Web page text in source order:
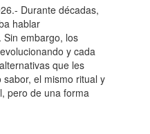
Durante décadas,
hablar
Sin embargo, los
y cada
que les
el mismo ritual y
pero de una forma